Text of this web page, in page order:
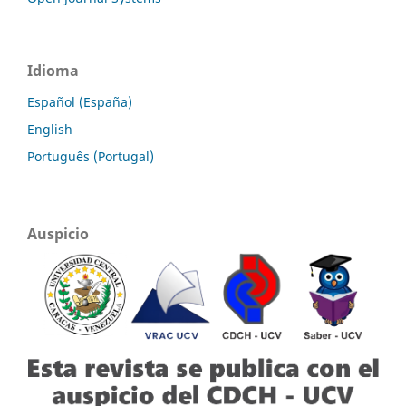
Idioma
Español (España)
English
Português (Portugal)
Auspicio